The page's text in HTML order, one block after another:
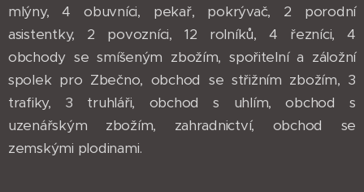
mlýny, 4 obuvníci, pekař, pokrývač, 2 porodní
asistentky, 2 povozníci, 12 rolníků, 4 řezníci, 4
obchody se smíšeným zbožím, spořitelní a záložní
spolek pro Zbečno, obchod se střižním zbožím, 3
trafiky, 3 truhláři, obchod s uhlím, obchod s
uzenářským zbožím, zahradnictví, obchod se
zemskými plodinami.